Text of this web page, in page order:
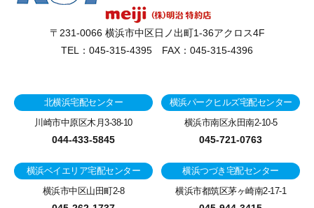
〒231-0066 横浜市中区日ノ出町1-36アクロス4F
TEL：045-315-4395 FAX：045-315-4396
北横浜宅配センター
川崎市中原区木月3-38-10
044-433-5845
横浜パークヒルズ宅配センター
横浜市南区永田南2-10-5
045-721-0763
横浜ベイエリア宅配センター
横浜市中区山田町2-8
横浜つづき宅配センター
横浜市都筑区茅ヶ崎南2-17-1